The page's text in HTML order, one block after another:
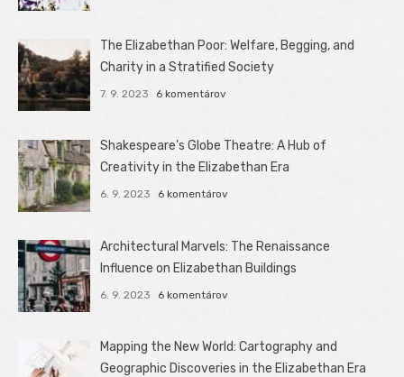
The Elizabethan Poor: Welfare, Begging, and
Charity in a Stratified Society
7. 9. 2023 6 komentárov
Shakespeare’s Globe Theatre: A Hub of
Creativity in the Elizabethan Era
6. 9. 2023 6 komentárov
Architectural Marvels: The Renaissance
Influence on Elizabethan Buildings
6. 9. 2023 6 komentárov
Mapping the New World: Cartography and
Geographic Discoveries in the Elizabethan Era